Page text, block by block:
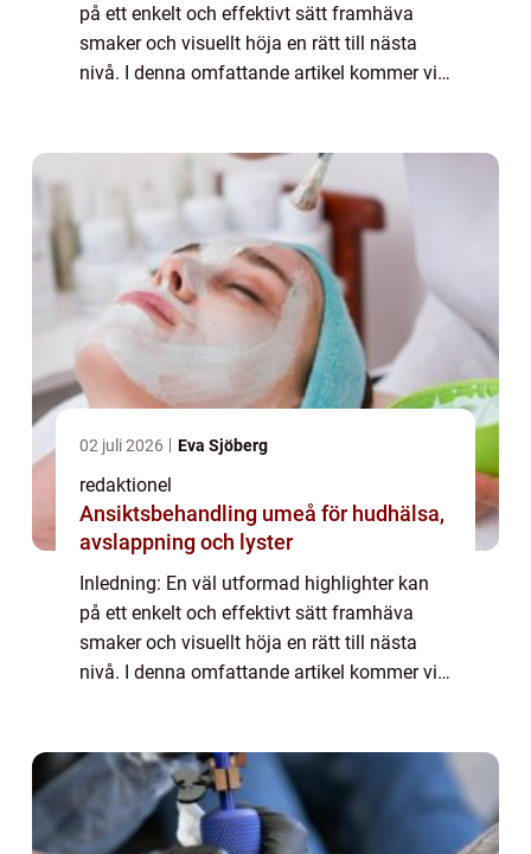
på ett enkelt och effektivt sätt framhäva
smaker och visuellt höja en rätt till nästa
nivå. I denna omfattande artikel kommer vi
02 juli 2026 Eva Sjöberg
redaktionel
Ansiktsbehandling umeå för hudhälsa,
avslappning och lyster
Inledning: En väl utformad highlighter kan
på ett enkelt och effektivt sätt framhäva
smaker och visuellt höja en rätt till nästa
nivå. I denna omfattande artikel kommer vi